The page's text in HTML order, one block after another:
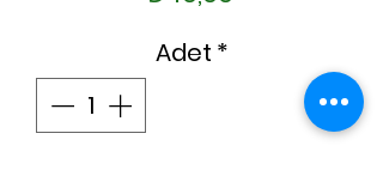
Adet *